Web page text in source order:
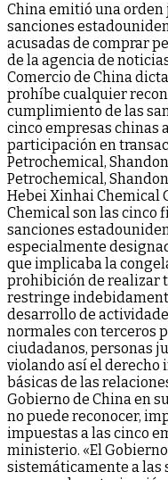
China emitió una
sanciones
acusadas de comprar
de la agencia de
Comercio de China
prohíbe cualquier
cumplimiento de las
cinco empresas chinas
participación en
Petrochemical,
Petrochemical,
Hebei Xinhai Chemical
Chemical son las cinco
sanciones
especialmente
que implicaba la
prohibición de realizar
restringe
desarrollo de
normales con terceros
ciudadanos, personas
violando así el derecho
básicas de las
Gobierno de China en
no puede reconocer,
impuestas a las cinco
ministerio. «El
sistemáticamente a las